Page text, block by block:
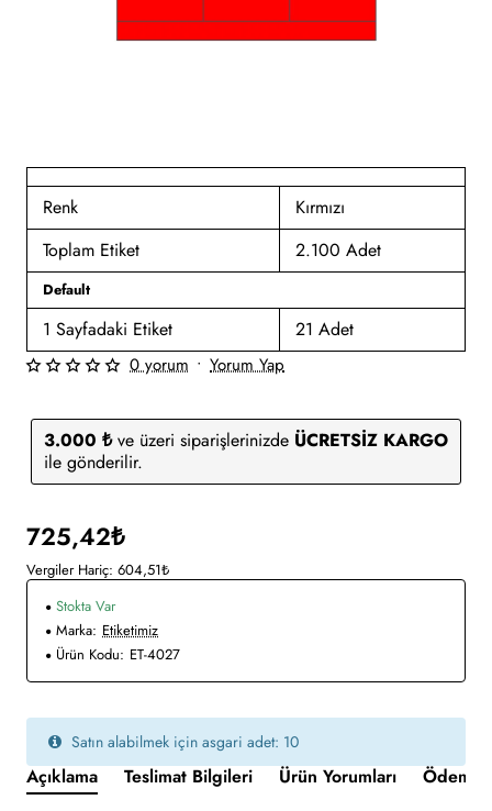
Renk
Kırmızı
Toplam Etiket
2.100 Adet
Default
1 Sayfadaki Etiket 21 Adet
3.000 ₺ve üzeri siparişlerinizde ÜCRETSİZ KARGO
ile gönderilir.
0 yorum • Yorum Yap
725,42₺
Vergiler Hariç: 604,51₺
Stokta Var
Marka: Etiketimiz
Ürün Kodu: ET-4027
Satın alabilmek için asgari adet: 10
Açıklama Teslimat Bilgileri Ürün Yorumları Ödeme